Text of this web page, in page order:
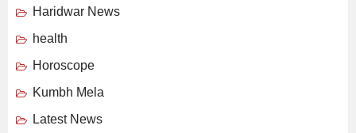
Haridwar News
health
Horoscope
Kumbh Mela
Latest News